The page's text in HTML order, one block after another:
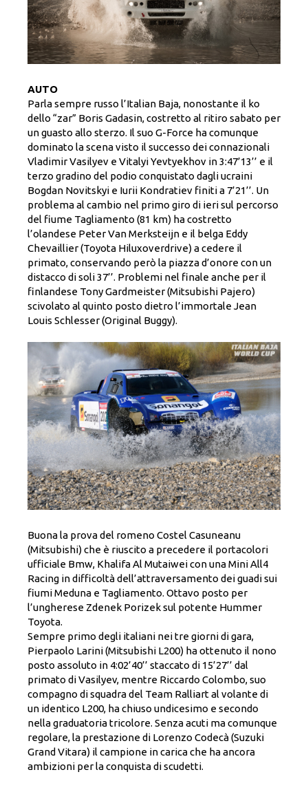
AUTO
Parla sempre russo l’Italian Baja, nonostante il ko
dello “zar” Boris Gadasin, costretto al ritiro sabato per
un guasto allo sterzo. Il suo G-Force ha comunque
dominato la scena visto il successo dei connazionali
Vladimir Vasilyev e Vitalyi Yevtyekhov in 3:47’13’’ e il
terzo gradino del podio conquistato dagli ucraini
Bogdan Novitskyi e Iurii Kondratiev finiti a 7’21’’. Un
problema al cambio nel primo giro di ieri sul percorso
del fiume Tagliamento (81 km) ha costretto
l’olandese Peter Van Merksteijn e il belga Eddy
Chevaillier (Toyota Hiluxoverdrive) a cedere il
primato, conservando però la piazza d’onore con un
distacco di soli 37’’. Problemi nel finale anche per il
finlandese Tony Gardmeister (Mitsubishi Pajero)
scivolato al quinto posto dietro l’immortale Jean
Louis Schlesser (Original Buggy).
Buona la prova del romeno Costel Casuneanu
(Mitsubishi) che è riuscito a precedere il portacolori
ufficiale Bmw, Khalifa Al Mutaiwei con una Mini All4
Racing in difficoltà dell’attraversamento dei guadi sui
fiumi Meduna e Tagliamento. Ottavo posto per
l’ungherese Zdenek Porizek sul potente Hummer
Toyota.
Sempre primo degli italiani nei tre giorni di gara,
Pierpaolo Larini (Mitsubishi L200) ha ottenuto il nono
posto assoluto in 4:02’40’’ staccato di 15’27’’ dal
primato di Vasilyev, mentre Riccardo Colombo, suo
compagno di squadra del Team Ralliart al volante di
un identico L200, ha chiuso undicesimo e secondo
nella graduatoria tricolore. Senza acuti ma comunque
regolare, la prestazione di Lorenzo Codecà (Suzuki
Grand Vitara) il campione in carica che ha ancora
ambizioni per la conquista di scudetti.